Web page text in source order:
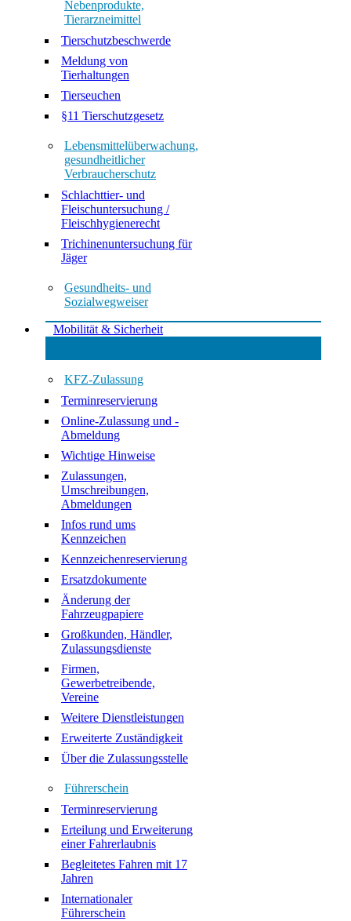
Nebenprodukte,
Tierarzneimittel
Tierschutzbeschwerde
Meldung von
Tierhaltungen
Tierseuchen
§11 Tierschutzgesetz
Lebensmittelüberwachung,
gesundheitlicher
Verbraucherschutz
Schlachttier- und
Fleischuntersuchung /
Fleischhygienerecht
Trichinenuntersuchung für
Jäger
Gesundheits- und
Sozialwegweiser
Mobilität & Sicherheit
KFZ-Zulassung
Terminreservierung
Online-Zulassung und -
Abmeldung
Wichtige Hinweise
Zulassungen,
Umschreibungen,
Abmeldungen
Infos rund ums
Kennzeichen
Kennzeichenreservierung
Ersatzdokumente
Änderung der
Fahrzeugpapiere
Großkunden, Händler,
Zulassungsdienste
Firmen,
Gewerbetreibende,
Vereine
Weitere Dienstleistungen
Erweiterte Zuständigkeit
Über die Zulassungsstelle
Führerschein
Terminreservierung
Erteilung und Erweiterung
einer Fahrerlaubnis
Begleitetes Fahren mit 17
Jahren
Internationaler
Führerschein